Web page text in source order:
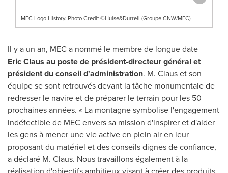
MEC Logo History. Photo Credit ©Hulse&Durrell (Groupe CNW/MEC)
Il y a un an, MEC a nommé le membre de longue date
Eric Claus au poste de président-directeur général et
président du conseil d'administration. M. Claus et son
équipe se sont retrouvés devant la tâche monumentale de
redresser le navire et de préparer le terrain pour les 50
prochaines années. « La montagne symbolise l'engagement
indéfectible de MEC envers sa mission d'inspirer et d'aider
les gens à mener une vie active en plein air en leur
proposant du matériel et des conseils dignes de confiance,
a déclaré M. Claus. Nous travaillons également à la